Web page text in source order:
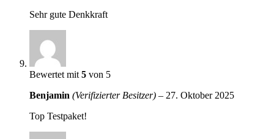
Sehr gute Denkkraft
Bewertet mit 5 von 5
Benjamin (Verifizierter Besitzer) – 27. Oktober 2025
Top Testpaket!